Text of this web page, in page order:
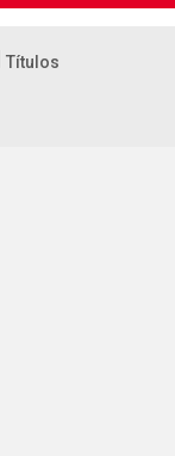
Títulos